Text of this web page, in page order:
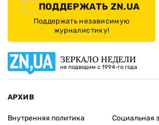
ПОДДЕРЖАТЬ ZN.UA
Поддержать независимую
журналистику!
ЗЕРКАЛО НЕДЕЛИ
не подводим с 1994-го года
АРХИВ
Внутренняя политика
Социальная